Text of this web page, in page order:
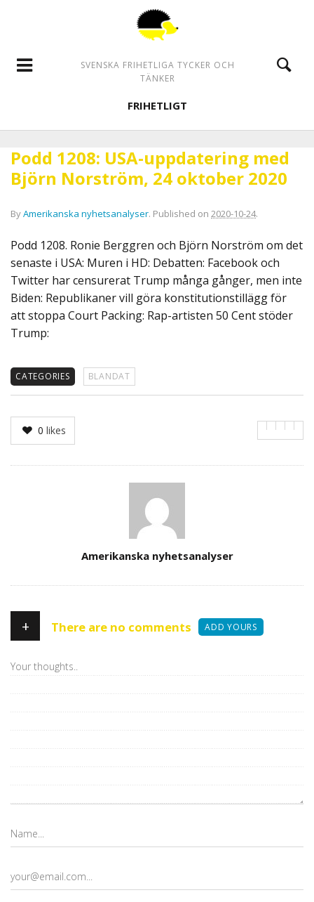
SVENSKA FRIHETLIGA TYCKER OCH
TÄNKER
FRIHETLIGT
Podd 1208: USA-uppdatering med
Björn Norström, 24 oktober 2020
ByAmerikanska nyhetsanalyser. Published on 2020-10-24.
Podd 1208. Ronie Berggren och Björn Norström om det
senaste i USA: Muren i HD: Debatten: Facebook och
Twitter har censurerat Trump många gånger, men inte
Biden: Republikaner vill göra konstitutionstillägg för
att stoppa Court Packing: Rap-artisten 50 Cent stöder
Trump:
CATEGORIES BLANDAT
0 likes
Amerikanska nyhetsanalyser
+ There are no comments ADD YOURS